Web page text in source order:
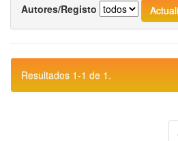
Autores/Registo
Resultados 1-1 de 1.